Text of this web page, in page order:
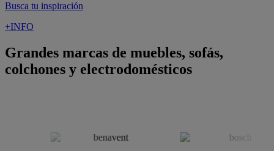
Busca tu inspiración
+INFO
Grandes marcas de muebles, sofás,
colchones y electrodomésticos